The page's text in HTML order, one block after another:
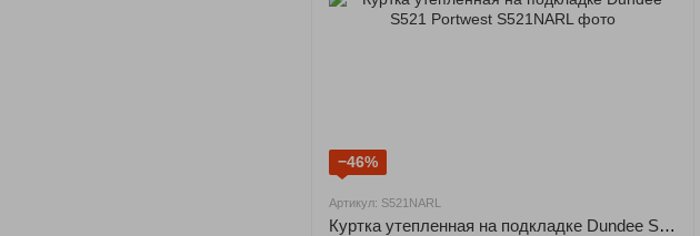
−46%
Артикул: S521NARL
Куртка утепленная на подкладке Dundee S521 Portwest